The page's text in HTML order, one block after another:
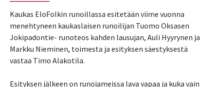
Kaukas EloFolkin runoillassa esitetään viime vuonna
menehtyneen kaukaslaisen runoilijan Tuomo Oksasen
Jokipadontie- runoteos kahden lausujan, Auli Hyyrynen ja
Markku Nieminen, toimesta ja esityksen säestyksestä
vastaa Timo Alakotila.
Esityksen jälkeen on runojameissa lava vapaa ja kuka vain